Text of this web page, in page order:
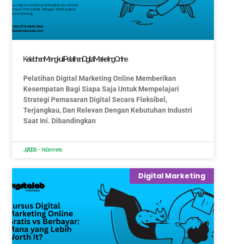
Kelebihan Mengikuti Pelatihan Digital Marketing Online
Pelatihan Digital Marketing Online Memberikan
Kesempatan Bagi Siapa Saja Untuk Mempelajari
Strategi Pemasaran Digital Secara Fleksibel,
Terjangkau, Dan Relevan Dengan Kebutuhan Industri
Saat Ini. Dibandingkan
July 10, 2026 No Comments
Digital Marketing